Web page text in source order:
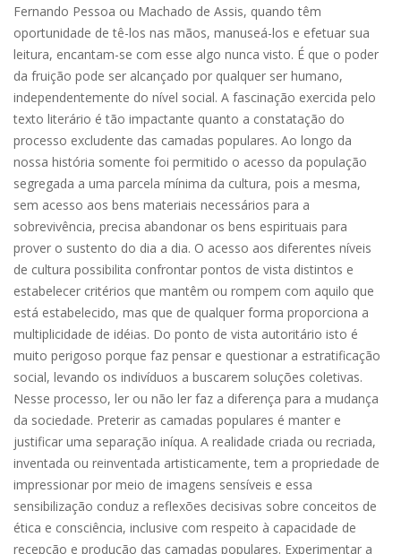
Fernando Pessoa ou Machado de Assis, quando têm
oportunidade de tê-los nas mãos, manuseá-los e efetuar sua
leitura, encantam-se com esse algo nunca visto. É que o poder
da fruição pode ser alcançado por qualquer ser humano,
independentemente do nível social. A fascinação exercida pelo
texto literário é tão impactante quanto a constatação do
processo excludente das camadas populares. Ao longo da
nossa história somente foi permitido o acesso da população
segregada a uma parcela mínima da cultura, pois a mesma,
sem acesso aos bens materiais necessários para a
sobrevivência, precisa abandonar os bens espirituais para
prover o sustento do dia a dia. O acesso aos diferentes níveis
de cultura possibilita confrontar pontos de vista distintos e
estabelecer critérios que mantêm ou rompem com aquilo que
está estabelecido, mas que de qualquer forma proporciona a
multiplicidade de idéias. Do ponto de vista autoritário isto é
muito perigoso porque faz pensar e questionar a estratificação
social, levando os indivíduos a buscarem soluções coletivas.
Nesse processo, ler ou não ler faz a diferença para a mudança
da sociedade. Preterir as camadas populares é manter e
justificar uma separação iníqua. A realidade criada ou recriada,
inventada ou reinventada artisticamente, tem a propriedade de
impressionar por meio de imagens sensíveis e essa
sensibilização conduz a reflexões decisivas sobre conceitos de
ética e consciência, inclusive com respeito à capacidade de
recepção e produção das camadas populares. Experimentar a